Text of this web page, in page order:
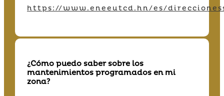
https://www.eneeutcd.hn/es/
¿Cómo puedo saber sobre los
mantenimientos programados en mi
zona?